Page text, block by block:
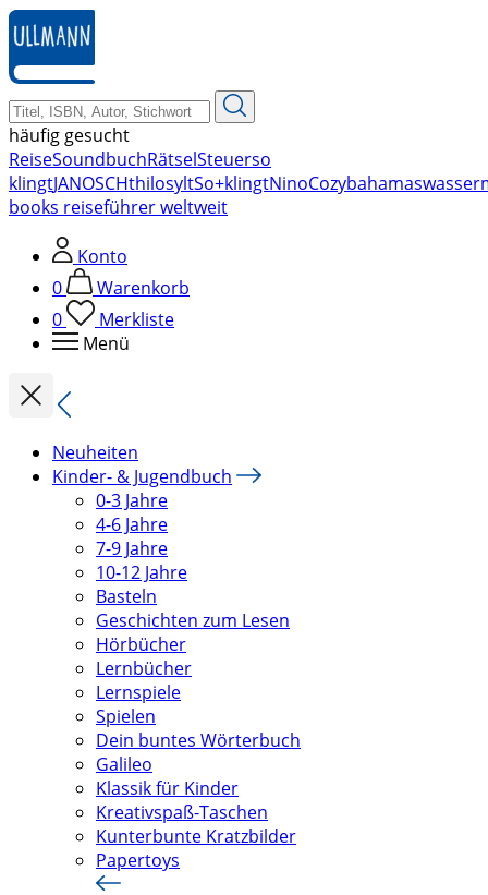
zum
Hauptinhalt
springen
häufig gesucht
ReiseSoundbuchRätselSteuerso
klingtJANOSCHthilosyltSo+klingtNinoCozybahamas
books reiseführer weltweit
Konto
0
Warenkorb
0
Merkliste
Menü
Neuheiten
Kinder- & Jugendbuch
0-3 Jahre
4-6 Jahre
7-9 Jahre
10-12 Jahre
Basteln
Geschichten zum Lesen
Hörbücher
Lernbücher
Lernspiele
Spielen
Dein buntes Wörterbuch
Galileo
Klassik für Kinder
Kreativspaß-Taschen
Kunterbunte Kratzbilder
Papertoys